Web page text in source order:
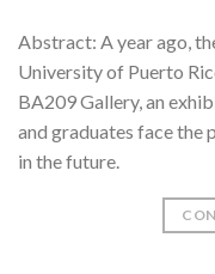
Abstract: A year ago,
University of Puerto
BA209 Gallery, an
and graduates face
in the future.